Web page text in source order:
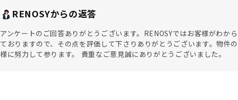
RENOSYからの返答
アンケートのご回答ありがとうございます。RENOSYではお客様がわか
ておりますので、その点を評価して下さりありがとうございます。物件
様に努力して参ります。 貴重なご意見誠にありがとうございました。